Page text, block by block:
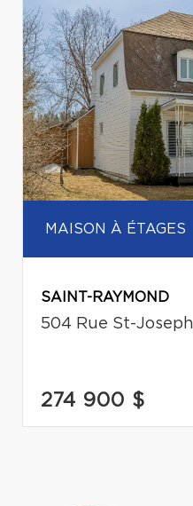
MAISON À ÉTAGES
SAINT-RAYMOND
504 Rue St-Joseph
274 900 $